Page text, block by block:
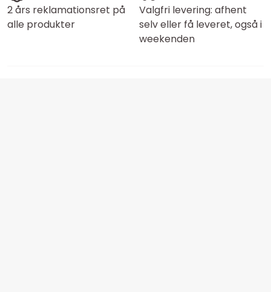
2 års reklamationsret på
alle produkter
Valgfri levering: afhent
selv eller få leveret, også i
weekenden